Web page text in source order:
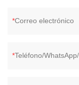
Correo electrónico
Teléfono/